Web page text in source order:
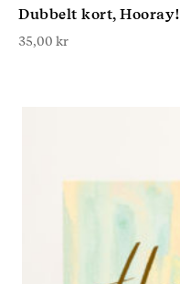
Dubbelt kort, Hooray!
35,00 kr